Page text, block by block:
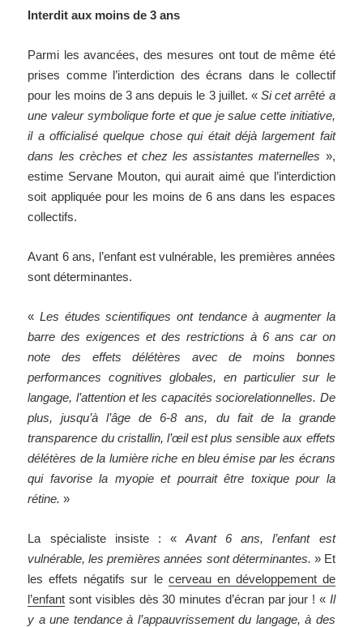
Interdit aux moins de 3 ans
Parmi les avancées, des mesures ont tout de même été
prises comme l’interdiction des écrans dans le collectif
pour les moins de 3 ans depuis le 3 juillet. «Si cet arrêté a
une valeur symbolique forte et que je salue cette initiative,
il a officialisé quelque chose qui était déjà largement fait
dans les crèches et chez les assistantes maternelles »,
estime Servane Mouton, qui aurait aimé que l’interdiction
soit appliquée pour les moins de 6 ans dans les espaces
collectifs.
Avant 6 ans, l’enfant est vulnérable, les premières années
sont déterminantes.
«Les études scientifiques ont tendance à augmenter la
barre des exigences et des restrictions à 6 ans car on
note des effets délétères avec de moins bonnes
performances cognitives globales, en particulier sur le
langage, l’attention et les capacités sociorelationnelles. De
plus, jusqu’à l’âge de 6-8 ans, du fait de la grande
transparence du cristallin, l’œil est plus sensible aux effets
délétères de la lumière riche en bleu émise par les écrans
qui favorise la myopie et pourrait être toxique pour la
rétine. »
La spécialiste insiste : «Avant 6 ans, l’enfant est
vulnérable, les premières années sont déterminantes. » Et
les effets négatifs sur le cerveau en développement de
l’enfant sont visibles dès 30 minutes d’écran par jour ! « Il
y a une tendance à l’appauvrissement du langage, à des